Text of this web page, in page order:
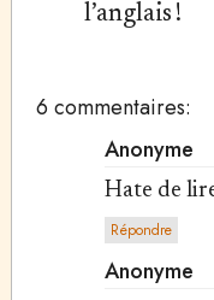
l’anglais !
6 commentaires:
Anonyme
Hate de
Répondre
Anonyme